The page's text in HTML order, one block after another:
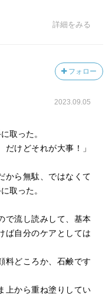
詳細をみる
フォロー
2023.09.05
取った。
けどそれが大事！」
から無駄、ではなくて
取った。
で流し読みして、基本
ば自分のケアとしては
料どころか、石鹸です
上から重ね塗りしてい